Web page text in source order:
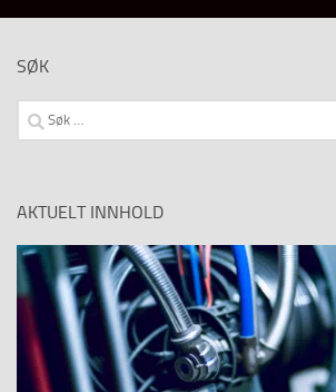
SØK
Søk
etter:
AKTUELT INNHOLD